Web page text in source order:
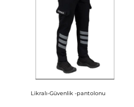
Likralı-Güvenlik -pantolonu